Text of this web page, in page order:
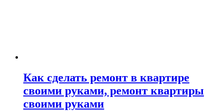
Как сделать ремонт в квартире
своими руками, ремонт квартиры
своими руками